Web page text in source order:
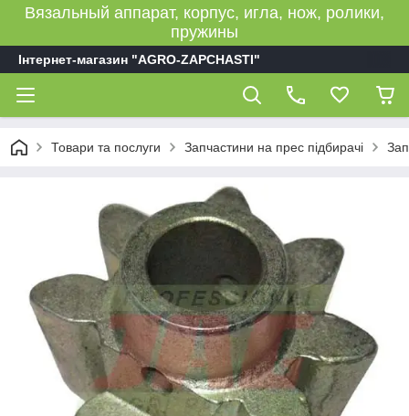
Вязальный аппарат, корпус, игла, нож, ролики,
пружины
Інтернет-магазин "AGRO-ZAPCHASTI"
Товари та послуги Запчастини на прес підбирачі